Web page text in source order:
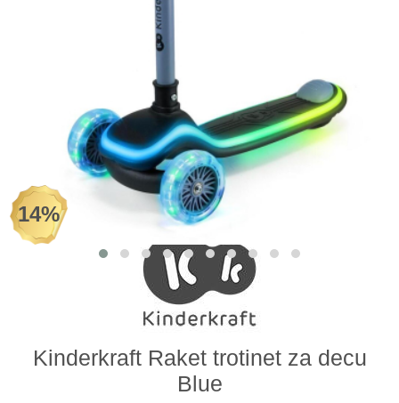
Monitori, Ogradice i tricikli
Posteljine, vrećice i baldahini
Igračke za bebe i decu
AKCIJA
Prodavnica
14%
Kinderkraft Raket trotinet za decu
Blue